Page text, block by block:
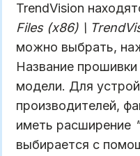
TrendVision
Files (x86) \
можно выбрать,
Название
модели. Для
производителей,
иметь расширение
выбирается с